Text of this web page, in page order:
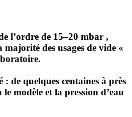
l’ordre de 15–20 mbar ,
des usages de vide «
: de quelques centaines à près
le modèle et la pression d’eau